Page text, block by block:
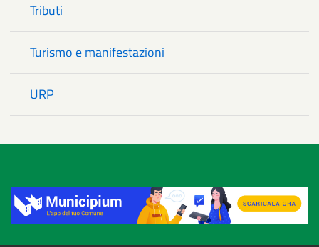
Tributi
Turismo e manifestazioni
URP
Title